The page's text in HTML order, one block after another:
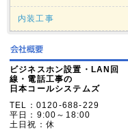
内装工事
ビジネスホン設置・LAN回
線・電話工事の
日本コールシステムズ
TEL：0120-688-229
平日：9:00～18:00
土日祝：休